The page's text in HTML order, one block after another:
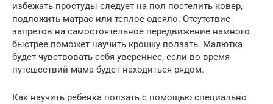
избежать простуды следует на пол постелить ковер,
подложить матрас или теплое одеяло. Отсутствие
запретов на самостоятельное передвижение намного
быстрее поможет научить крошку ползать. Малютка
будет чувствовать себя увереннее, если во время
путешествий мама будет находиться рядом.
Как научить ребенка ползать с помощью специально